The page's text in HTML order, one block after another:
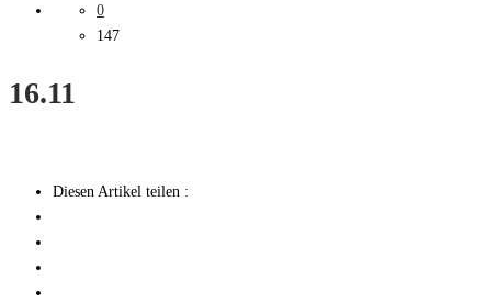
0
147
16.11
Diesen Artikel teilen :